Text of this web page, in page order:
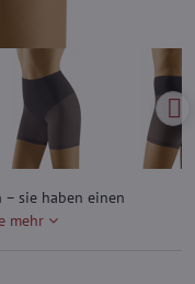
– sie haben einen
mehr